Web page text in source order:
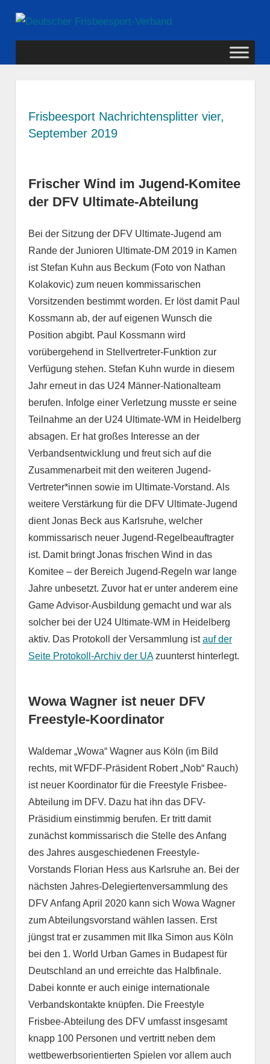
Inhalt
springen
Frisbeesport-
Frisbeesport Nachrichtensplitter vier,
September 2019
Frischer Wind im Jugend-Komitee
der DFV Ultimate-Abteilung
Bei der Sitzung der DFV Ultimate-Jugend am
Rande der Junioren Ultimate-DM 2019 in Kamen
ist Stefan Kuhn aus Beckum (Foto von Nathan
Kolakovic) zum neuen kommissarischen
Vorsitzenden bestimmt worden. Er löst damit Paul
Kossmann ab, der auf eigenen Wunsch die
Position abgibt. Paul Kossmann wird
vorübergehend in Stellvertreter-Funktion zur
Verfügung stehen. Stefan Kuhn wurde in diesem
Jahr erneut in das U24 Männer-Nationalteam
berufen. Infolge einer Verletzung musste er seine
Teilnahme an der U24 Ultimate-WM in Heidelberg
absagen. Er hat großes Interesse an der
Verbandsentwicklung und freut sich auf die
Zusammenarbeit mit den weiteren Jugend-
Vertreter*innen sowie im Ultimate-Vorstand. Als
weitere Verstärkung für die DFV Ultimate-Jugend
dient Jonas Beck aus Karlsruhe, welcher
kommissarisch neuer Jugend-Regelbeauftragter
ist. Damit bringt Jonas frischen Wind in das
Komitee – der Bereich Jugend-Regeln war lange
Jahre unbesetzt. Zuvor hat er unter anderem eine
Game Advisor-Ausbildung gemacht und war als
solcher bei der U24 Ultimate-WM in Heidelberg
aktiv. Das Protokoll der Versammlung istauf der
Seite Protokoll-Archiv der UAzuunterst hinterlegt.
Wowa Wagner ist neuer DFV
Freestyle-Koordinator
Waldemar „Wowa“ Wagner aus Köln (im Bild
rechts, mit WFDF-Präsident Robert „Nob“ Rauch)
ist neuer Koordinator für die Freestyle Frisbee-
Abteilung im DFV. Dazu hat ihn das DFV-
Präsidium einstimmig berufen. Er tritt damit
zunächst kommissarisch die Stelle des Anfang
des Jahres ausgeschiedenen Freestyle-
Vorstands Florian Hess aus Karlsruhe an. Bei der
nächsten Jahres-Delegiertenversammlung des
DFV Anfang April 2020 kann sich Wowa Wagner
zum Abteilungsvorstand wählen lassen. Erst
jüngst trat er zusammen mit Ilka Simon aus Köln
bei den 1. World Urban Games in Budapest für
Deutschland an und erreichte das Halbfinale.
Dabei konnte er auch einige internationale
Verbandskontakte knüpfen. Die Freestyle
Frisbee-Abteilung des DFV umfasst insgesamt
knapp 100 Personen und vertritt neben dem
wettbewerbsorientierten Spielen vor allem auch